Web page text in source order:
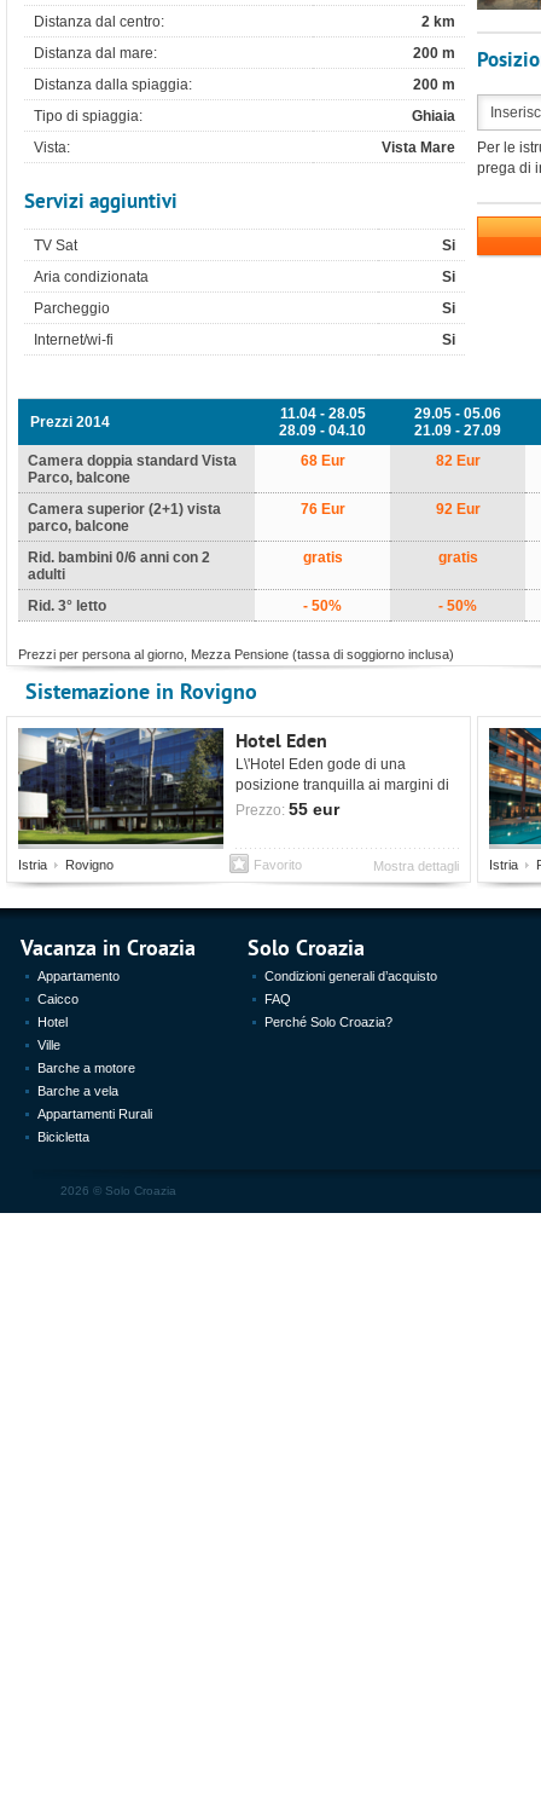
Distanza dal centro:
2 km
Distanza dal mare:
200 m
Distanza dalla spiaggia:
200 m
Tipo di spiaggia:
Ghiaia
Vista:
Vista Mare
Servizi aggiuntivi
TV Sat
Si
Aria condizionata
Si
Parcheggio
Si
Internet/wi-fi
Si
Per le
prega di
Prezzi 2014
11.04 - 28.05
28.09 - 04.10
29.05 - 05.06
21.09 - 27.09
Camera doppia standard Vista
Parco, balcone
68 Eur 82 Eur
Camera superior (2+1) vista
parco, balcone
76 Eur 92 Eur
Rid. bambini 0/6 anni con 2
adulti
gratis gratis
Rid. 3° letto - 50% - 50%
Prezzi per persona al giorno, Mezza Pensione (tassa di soggiorno inclusa)
Sistemazione in Rovigno
Hotel Eden
L\'Hotel Eden gode di una
posizione tranquilla ai margini di
un parco naturale.
Prezzo: 55 eur
Istria Rovigno Mostra dettagli
Favorito Istria
Vacanza in Croazia
Appartamento
Caicco
Hotel
Ville
Barche a motore
Barche a vela
Appartamenti Rurali
Bicicletta
Solo Croazia
Condizioni generali d’acquisto
FAQ
Perché Solo Croazia?
2026 © Solo Croazia